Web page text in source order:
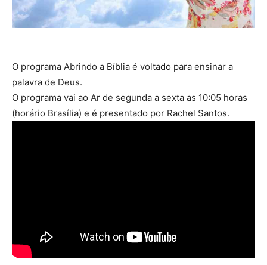
O programa Abrindo a Bíblia é voltado para ensinar a
palavra de Deus.
O programa vai ao Ar de segunda a sexta as 10:05 horas
(horário Brasília) e é presentado por Rachel Santos.